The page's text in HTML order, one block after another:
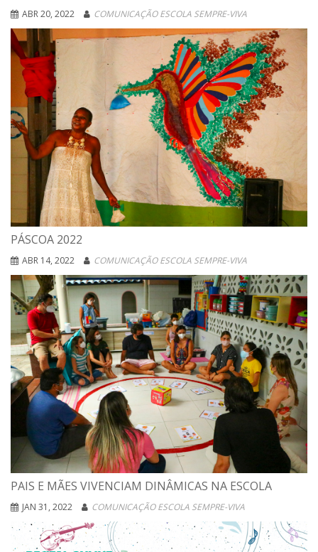
ABR 20, 2022 COMUNICAÇÃO ESCOLA SEMPRE-VIVA
PÁSCOA 2022
ABR 14, 2022 COMUNICAÇÃO ESCOLA SEMPRE-VIVA
PAIS E MÃES VIVENCIAM DINÂMICAS NA ESCOLA
JAN 31, 2022 COMUNICAÇÃO ESCOLA SEMPRE-VIVA